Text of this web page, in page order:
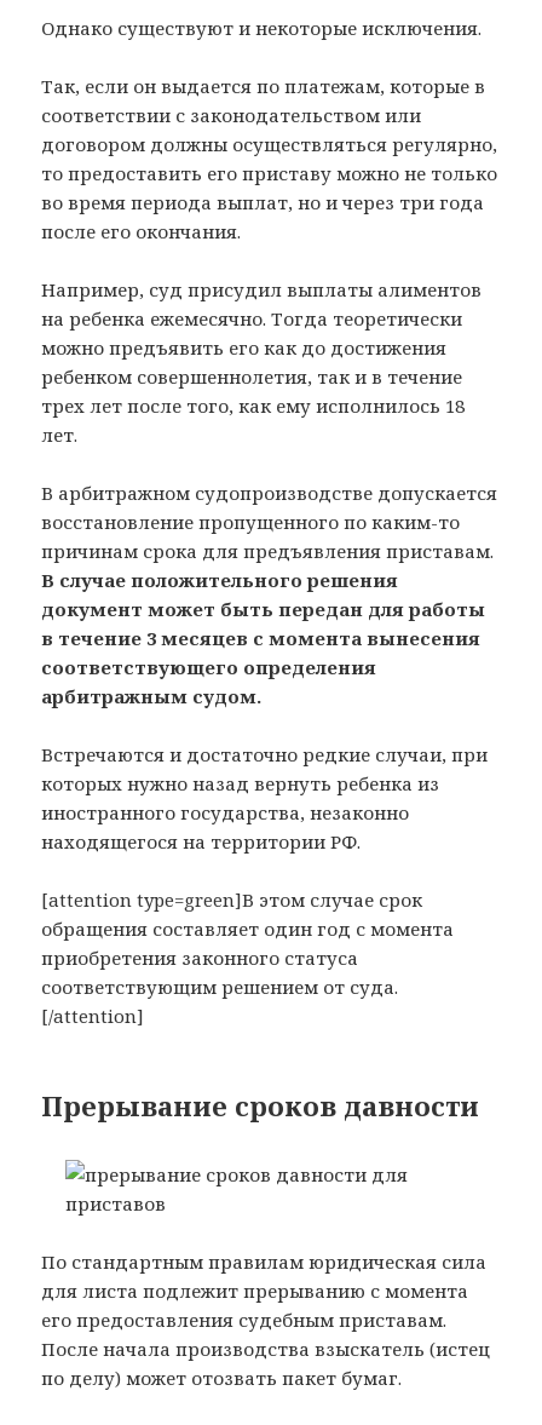
Однако существуют и некоторые исключения.
Так, если он выдается по платежам, которые в
соответствии с законодательством или
договором должны осуществляться регулярно,
то предоставить его приставу можно не только
во время периода выплат, но и через три года
после его окончания.
Например, суд присудил выплаты алиментов
на ребенка ежемесячно. Тогда теоретически
можно предъявить его как до достижения
ребенком совершеннолетия, так и в течение
трех лет после того, как ему исполнилось 18
лет.
В арбитражном судопроизводстве допускается
восстановление пропущенного по каким-то
причинам срока для предъявления приставам.
В случае положительного решения
документ может быть передан для работы
в течение 3 месяцев с момента вынесения
соответствующего определения
арбитражным судом.
Встречаются и достаточно редкие случаи, при
которых нужно назад вернуть ребенка из
иностранного государства, незаконно
находящегося на территории РФ.
[attention type=green]В этом случае срок
обращения составляет один год с момента
приобретения законного статуса
соответствующим решением от суда.
[/attention]
Прерывание сроков давности
По стандартным правилам юридическая сила
для листа подлежит прерыванию с момента
его предоставления судебным приставам.
После начала производства взыскатель (истец
по делу) может отозвать пакет бумаг.